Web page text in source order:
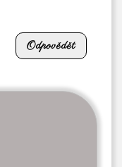
Odpovědět